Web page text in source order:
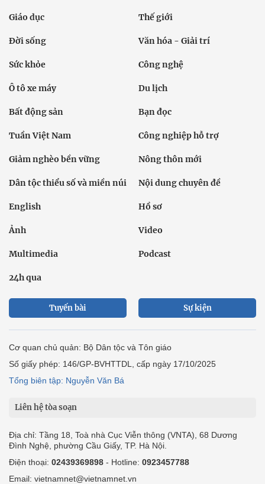
Giáo dục Thế giới
Đời sống Văn hóa - Giải trí
Sức khỏe Công nghệ
Ô tô xe máy Du lịch
Bất động sản Bạn đọc
Tuần Việt Nam Công nghiệp hỗ trợ
Giảm nghèo bền vững Nông thôn mới
Dân tộc thiểu số và miền núi Nội dung chuyên đề
English Hồ sơ
Ảnh Video
Multimedia Podcast
24h qua
Tuyến bài Sự kiện
Cơ quan chủ quản: Bộ Dân tộc và Tôn giáo
Số giấy phép: 146/GP-BVHTTDL, cấp ngày 17/10/2025
Tổng biên tập: Nguyễn Văn Bá
Liên hệ tòa soạn
Địa chỉ: Tầng 18, Toà nhà Cục Viễn thông (VNTA), 68 Dương
Đình Nghệ, phường Cầu Giấy, TP. Hà Nội.
Điện thoại: 02439369898 - Hotline: 0923457788
Email: vietnamnet@vietnamnet.vn